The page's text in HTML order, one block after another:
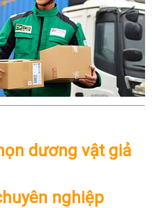
dương vật giả
nghiệp